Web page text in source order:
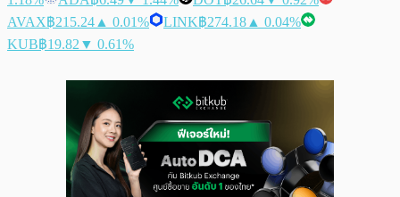
AVAX฿215.24 ▲ 0.01% LINK฿274.18 ▲ 0.04%
KUB฿19.82 ▼ 0.61%